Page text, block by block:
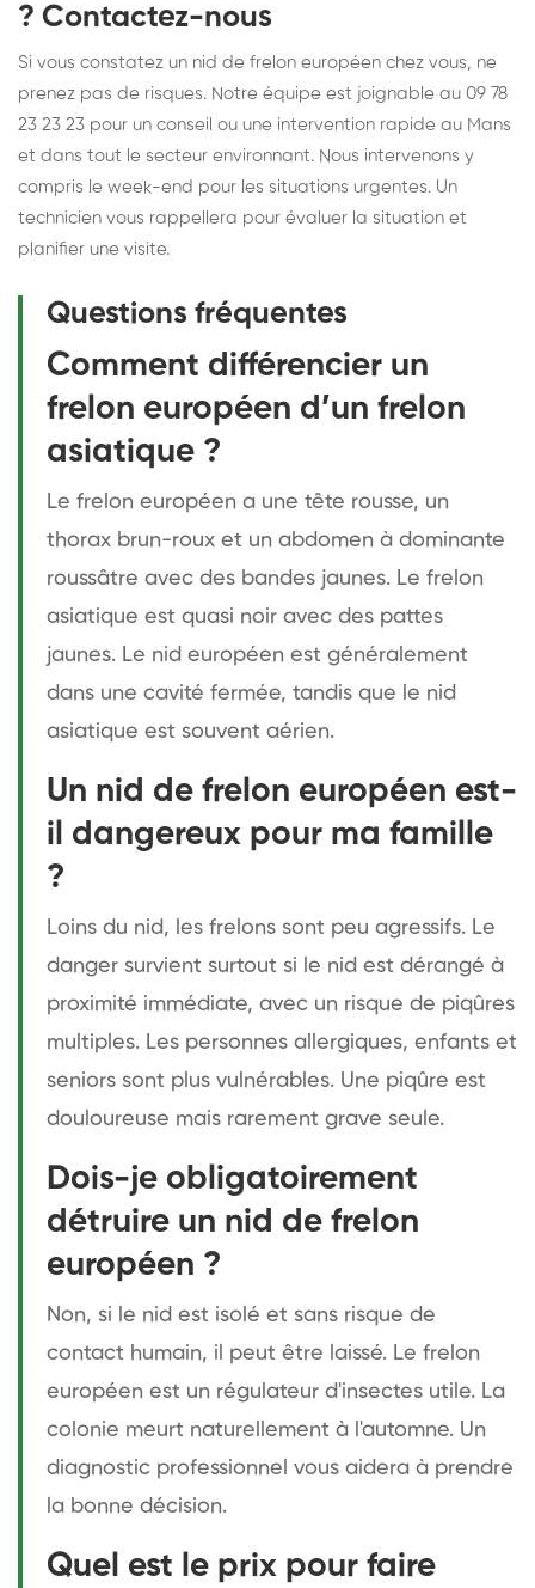
? Contactez-nous
Si vous constatez un nid de frelon européen chez vous, ne
prenez pas de risques. Notre équipe est joignable au 09 78
23 23 23 pour un conseil ou une intervention rapide au Mans
et dans tout le secteur environnant. Nous intervenons y
compris le week-end pour les situations urgentes. Un
technicien vous rappellera pour évaluer la situation et
planifier une visite.
Questions fréquentes
Comment différencier un
frelon européen d’un frelon
asiatique ?
Le frelon européen a une tête rousse, un
thorax brun-roux et un abdomen à dominante
roussâtre avec des bandes jaunes. Le frelon
asiatique est quasi noir avec des pattes
jaunes. Le nid européen est généralement
dans une cavité fermée, tandis que le nid
asiatique est souvent aérien.
Un nid de frelon européen est-
il dangereux pour ma famille
?
Loins du nid, les frelons sont peu agressifs. Le
danger survient surtout si le nid est dérangé à
proximité immédiate, avec un risque de piqûres
multiples. Les personnes allergiques, enfants et
seniors sont plus vulnérables. Une piqûre est
douloureuse mais rarement grave seule.
Dois-je obligatoirement
détruire un nid de frelon
européen ?
Non, si le nid est isolé et sans risque de
contact humain, il peut être laissé. Le frelon
européen est un régulateur d'insectes utile. La
colonie meurt naturellement à l'automne. Un
diagnostic professionnel vous aidera à prendre
la bonne décision.
Quel est le prix pour faire